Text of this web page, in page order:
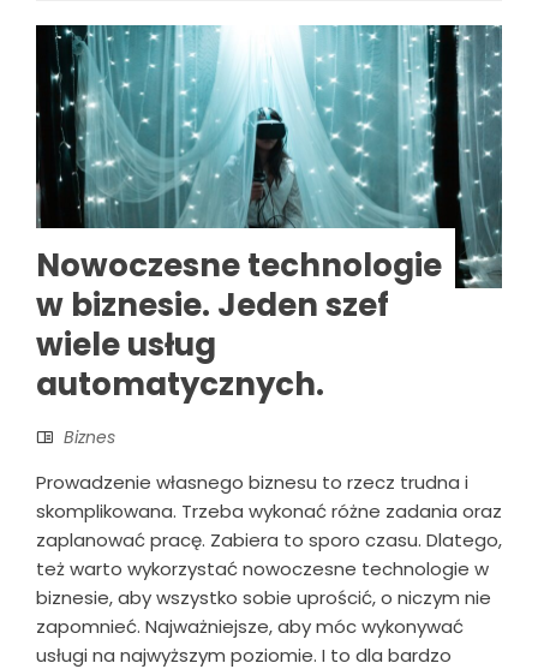
Nowoczesne technologie
w biznesie. Jeden szef
wiele usług
automatycznych.
Biznes
Prowadzenie własnego biznesu to rzecz trudna i
skomplikowana. Trzeba wykonać różne zadania oraz
zaplanować pracę. Zabiera to sporo czasu. Dlatego,
też warto wykorzystać nowoczesne technologie w
biznesie, aby wszystko sobie uprościć, o niczym nie
zapomnieć. Najważniejsze, aby móc wykonywać
usługi na najwyższym poziomie. I to dla bardzo